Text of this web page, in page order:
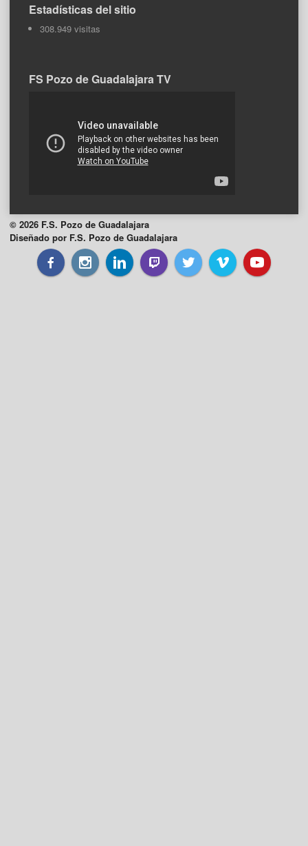
Estadísticas del sitio
308.949 visitas
FS Pozo de Guadalajara TV
© 2026 F.S. Pozo de Guadalajara
Diseñado por F.S. Pozo de Guadalajara